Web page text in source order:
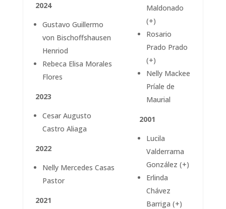
2024
Gustavo Guillermo
von Bischoffshausen
Henriod
Rebeca Elisa Morales
Flores
2023
Cesar Augusto
Castro Aliaga
2022
Nelly Mercedes Casas
Pastor
2021
Maldonado
(+)
Rosario
Prado Prado
(+)
Nelly Mackee
Príale de
Maurial
2001
Lucila
Valderrama
González (+)
Erlinda
Chávez
Barriga (+)